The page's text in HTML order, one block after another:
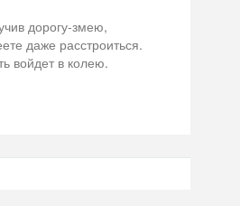
дорогу-змею,
даже расстроиться.
войдет в колею.